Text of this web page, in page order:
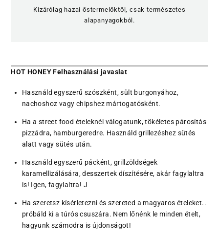
Kizárólag hazai őstermelőktől, csak természetes
alapanyagokból.
HOT HONEY Felhasználási javaslat
Használd egyszerű szószként, sült burgonyához,
nachoshoz vagy chipshez mártogatósként.
Ha a street food ételeknél válogatunk, tökéletes párosítás
pizzádra, hamburgeredre. Használd grillezéshez sütés
alatt vagy sütés után.
Használd egyszerű pácként, grillzöldségek
karamellizálására, desszertek díszítésére, akár fagylaltra
is! Igen, fagylaltra! J
Ha szeretsz kísérletezni és szereted a magyaros ételeket..
próbáld ki a túrós csuszára. Nem lőnénk le minden ételt,
hagyunk számodra is újdonságot!